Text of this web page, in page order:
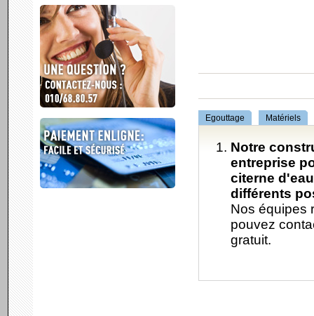
Egouttage Matériels
Notre
entreprise
citerne
différents
Nos équipes
pouvez
gratuit.